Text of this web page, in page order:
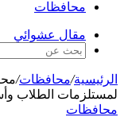
محافظات
مقال عشوائي
الرئيسية/محافظات/
لمستلزمات الطلاب
محافظات